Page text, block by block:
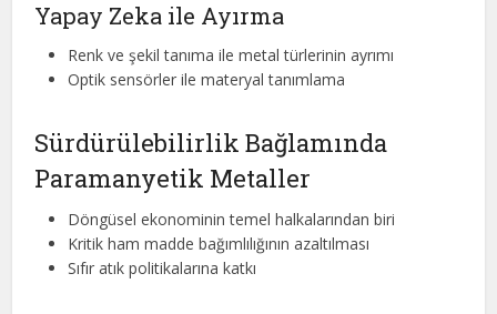
Yapay Zeka ile Ayırma
Renk ve şekil tanıma ile metal türlerinin ayrımı
Optik sensörler ile materyal tanımlama
Sürdürülebilirlik Bağlamında
Paramanyetik Metaller
Döngüsel ekonominin temel halkalarından biri
Kritik ham madde bağımlılığının azaltılması
Sıfır atık politikalarına katkı